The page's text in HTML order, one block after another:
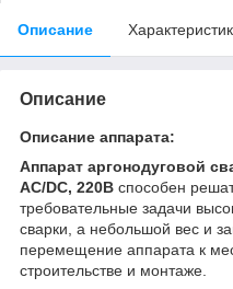
Описание
Описание
Описание аппарата:
Аппарат аргонодуговой
AC/DC, 220В способен
требовательные задачи
сварки, а небольшой вес и
перемещение аппарата к
строительстве и монтаже.